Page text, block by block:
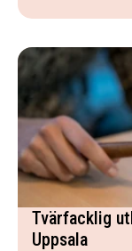
Tvärfacklig
Uppsala